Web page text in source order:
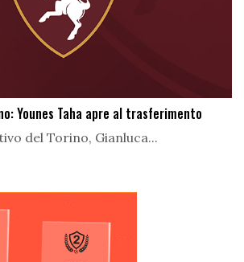
Younes Taha apre al trasferimento
del Torino, Gianluca...